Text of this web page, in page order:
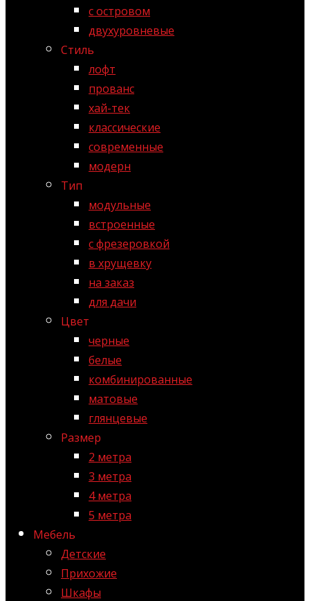
с островом
двухуровневые
Стиль
лофт
прованс
хай-тек
классические
современные
модерн
Тип
модульные
встроенные
с фрезеровкой
в хрущевку
на заказ
для дачи
Цвет
черные
белые
комбинированные
матовые
глянцевые
Размер
2 метра
3 метра
4 метра
5 метра
Мебель
Детские
Прихожие
Шкафы